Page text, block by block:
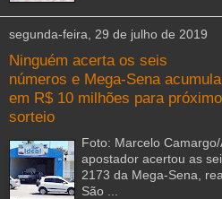
segunda-feira, 29 de julho de 2019
Ninguém acerta os seis
números e Mega-Sena acumula
em R$ 10 milhões para próximo
sorteio
Foto: Marcelo
apostador acertou as
2173 da Mega-Sena,
São ...